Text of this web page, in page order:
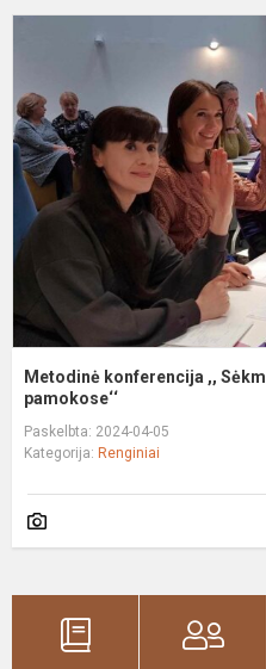
Metodinė konferencija ,,
pamokose‘‘
Paskelbta: 2024-04-05
Kategorija: Renginiai